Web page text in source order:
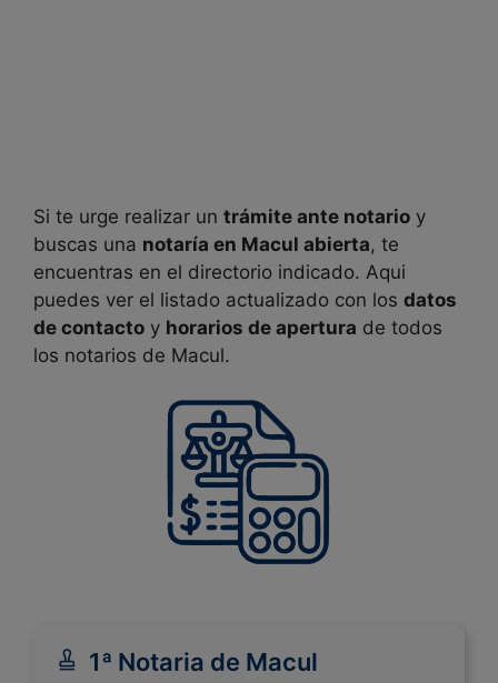
Si te urge realizar un trámite ante notario y
buscas una notaría en Macul abierta, te
encuentras en el directorio indicado. Aqui
puedes ver el listado actualizado con los datos
de contacto y horarios de apertura de todos
los notarios de Macul.
1ª Notaria de Macul